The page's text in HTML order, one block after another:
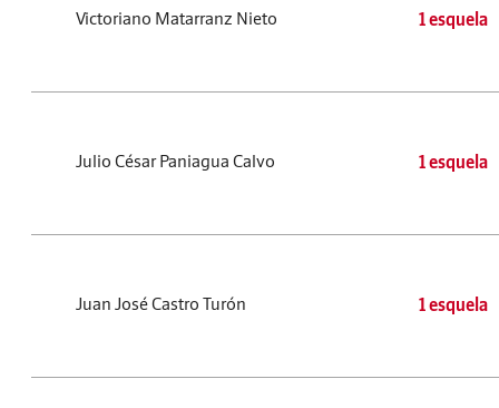
Victoriano Matarranz Nieto 1 esquela
Julio César Paniagua Calvo 1 esquela
Juan José Castro Turón 1 esquela